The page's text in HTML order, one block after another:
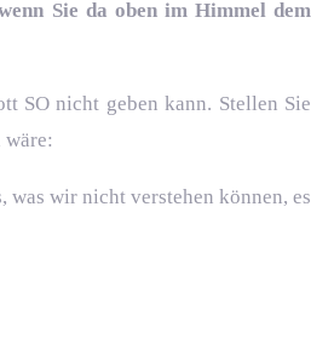
Sie da oben im Himmel dem
SO nicht geben kann. Stellen Sie
was wir nicht verstehen können, es